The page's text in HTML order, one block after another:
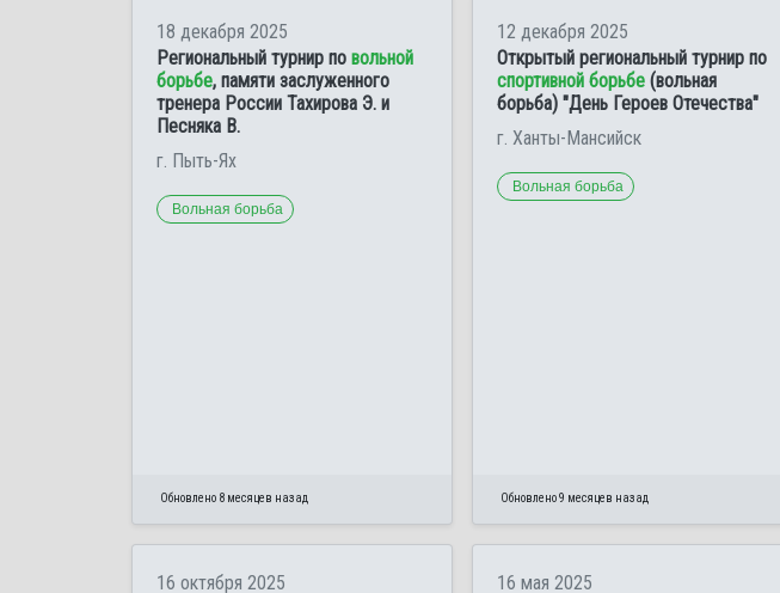
18 декабря 2025
Региональный турнир по вольной
борьбе, памяти заслуженного
тренера России Тахирова Э. и
Песняка В.
г. Пыть-Ях
Вольная борьба
Обновлено 8 месяцев назад
12 декабря 2025
Открытый региональный турнир по
спортивной борьбе (вольная
борьба) "День Героев Отечества"
г. Ханты-Мансийск
Вольная борьба
Обновлено 9 месяцев назад
16 октября 2025
16 мая 2025